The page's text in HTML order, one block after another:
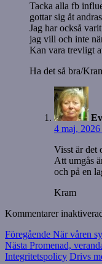
Tacka alla fb
gottar sig åt
Jag har också
jag vill och inte
Kan vara trevligt
Ha det så bra/
4 maj,
Visst är det
Att umgås
och på en
Kram
Kommentarer
Föregående Föregående
inlägg:
När våren
Nästa Nästa
inlägg:
Promenad,
Integritetspolicy Drivs